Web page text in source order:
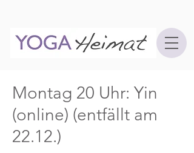
Montag 20 Uhr: Yin
(online) (entfällt am
22.12.)